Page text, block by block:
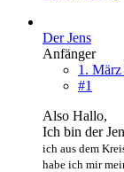
Der Jens
Anfänger
1. März
#1
Also Hallo,
Ich bin der
ich aus dem
habe ich mir